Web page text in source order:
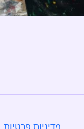
מדיניות פרטיות